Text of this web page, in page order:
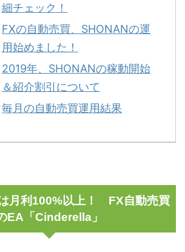
細チェック！
FXの自動売買、SHONANの運
用始めました！
2019年、SHONANの稼動開始
＆紹介割引について
毎月の自動売買運用結果
月利100%以上！ FX自動売買
EA「Cinderella」